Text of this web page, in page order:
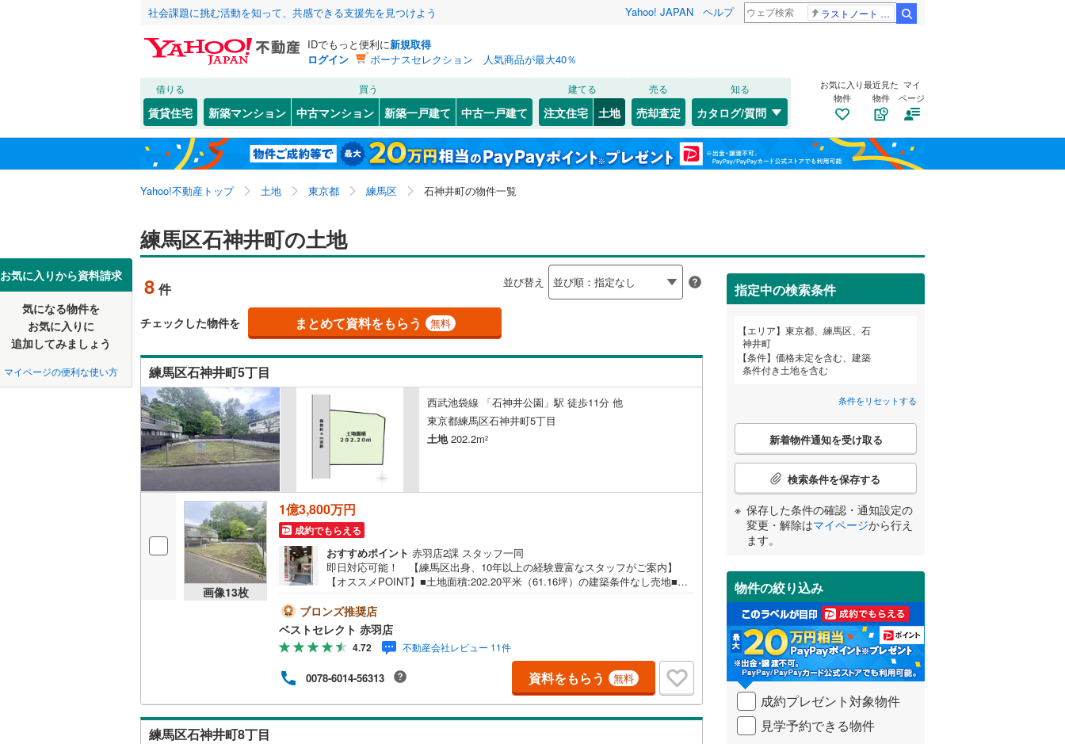
社会課題に挑む活動を知って、共感できる支援先を見つけよう Yahoo! JAPAN ヘルプ ラストノート 内田有紀
IDでもっと便利に新規取得
ログイン
ボーナスセレクション 人気商品が最大40％
借りる
賃貸住宅
買う
新築マンション 中古マンション 新築一戸建て 中古一戸建て
建てる
注文住宅 土地
売る
売却査定
知る
カタログ/質問
お気に入り
物件
最近見た
物件
マイ
ページ
Yahoo!不動産トップ 土地 東京都 練馬区 石神井町の物件一覧
お気に入りから資料請求
気になる物件を
お気に入りに
追加してみましょう
マイページの便利な使い方
練馬区石神井町の土地
8 件 並び替え
チェックした物件を まとめて資料をもらう 無料
練馬区石神井町5丁目
西武池袋線 「石神井公園」駅 徒歩11分 他
東京都練馬区石神井町5丁目
土地202.2m2
画像13枚
1億3,800万円
成約でもらえる
おすすめポイント 赤羽店2課 スタッフ一同
即日対応可能！ 【練馬区出身、10年以上の経験豊富なスタッフがご案内】
【オススメPOINT】■土地面積:202.20平米（61.16坪）の建築条件なし売地■前
建築可能■石神井公園に立地する緑豊かで閑静な住宅地■スーパーまで徒歩7分
以内でお買い物も便利■保育園まで徒歩6分以内で送り迎えの負担軽減■西武池
袋線「石神井公園」駅（急行停車駅）まで徒歩11分■西武新宿線「上井草」駅ま
で徒歩24分 ベストセレクトは創立1985年の売買専門の不動産会社 東京・埼玉
にて累計販売棟数:40,055棟の実績で提携住宅ローン金利優遇や豊富な物件情報
のご提供が可能です。住宅ローンにご不安な方お任せ下さい。ー「資料請求」
や「ご見学予約」はネット・お電話どちらからでも即対応可能です。お気軽に
お問合せ下さいー
ブロンズ推奨店
ベストセレクト 赤羽店
4.72 不動産会社レビュー 11件
0078-6014-56313 資料をもらう 無料
練馬区石神井町8丁目
指定中の検索条件
エリア
東京都、練馬区、石
神井町
条件
価格未定を含む、建築
条件付き土地を含む
条件をリセットする
こ
検
条
件
受
け
取
る
・
条
件
を
イ
ペ
新着物件通知を受け取る
検索条件を保存する
保存した条件の確認・通知設定の
変更・解除はマイページから行え
ます。
物件の絞り込み
成約プレゼント対象物件
見学予約できる物件
北海道 北海道
東北 青森 岩手 宮城 秋田 山形 福島
関東 東京 神奈川 埼玉
信越・北陸 新潟
三重
近畿 大阪 兵庫
中国 鳥取 島根 岡山 広島 山口
四国 愛媛 高知
九州・沖縄 福岡 佐賀 長崎 鹿児島 沖縄
該当物件0件 条件をリセットする
東京23区 千代田区(10) 中央区(6) 港区(37)
新宿区(68) 文京区(69) 渋谷区(61)
豊島区( 65
台東区(42
荒川区(13) 足立区(137) 葛飾区(73)
中野区(150 杉並区(175)
練馬区(172)
東京23区以外 八王子市(494) 立川市(109)
三鷹市
青梅市 府中市(107)
昭島市
町田市(205)
小金井市
(113)
東村山市( 国立市(21)
福生市(27) 東大和市
清瀬市(49) 東久留米市(121) 武蔵村山市(95)
多摩市(39) 羽村市(62)
あきる野市(107) 西多摩郡瑞穂町(29)
西多摩郡檜原村(0) 西多摩郡奥多摩町 (1
利島村(0) 新島村(0)
神津島村(0) 三宅島三宅村(0) 御蔵島村(0)
該当物件0件 条件をリセットする
大泉学園町(14) 大泉町(6) 春日町(1)
上石神井(4) 北町(6) 小竹町(2)
桜台(8
石神井町
高松(13) 田柄(4) 立野町(5)
土支田(6) 西大泉(10)
西大泉町(2)
東大泉( 3)
南大泉(5)
(1) 関町南(3)
該当物件0件 条件をリセットする
JR 東北本線(0) 常磐線(0) 高崎線(0)
湘南新宿ライン（宇都宮～逗子）
(0)
湘南新宿ライン（前橋～小田原）
(0)
総武本線(0)
横須賀線(
八高線(0)
埼京線(0) 総武線(0)
東北新幹線(0) 山形新幹線(0)
秋田新幹線(0) 北陸新幹線(0) 東海道新幹線(0)
地下鉄 東京メトロ銀座線 東京メトロ丸ノ内線( 東京メトロ丸ノ内方南支線 ( 0)
東京メトロ日比谷線
東京メトロ東西線 東京メトロ千代田線(0)
東京メトロ有楽町線
東京メトロ南北線(0)
東京メトロ副都心線
都営三田線 (0)
都営新宿線
私鉄・その他 つくばエクスプレス ( 0) 京成本線
京成金町線(0) 北総鉄道北総線(0) 東武伊勢崎線(0 )
東武亀戸線(0) 西武池袋線(8)
西武有楽町線( ) 西武国分寺線(0)
西武多摩湖線(0) 西武多摩川線( 0) 西武拝島線(0)
西武山口線(0) 京王線(0) 京王高尾線(0)
小田急小田原線(0)
該当物件0件 条件をリセットする
該当物件0件 条件をリセットする
こだわり条件 配置、向き、建ち方、日当たり
前道6m以上（0） 角地（0） 南道路（0）
平坦地（5） 整形地（6） 古家あり（1）
更地渡し
最寄りの駅が始発駅（0）
オンライン内見(相談)可（6） IT重説可（4）
オンライン対応とは？ 詳しく見る
該当物件0件 条件をリセットする
検索条件を保存しました
この検索条件の新着物件通知は、 マイページから設定できます。
保存した条件を見る
東京都、練馬区、石神井町、価格未定を含む、建築条件
付き土地を含む
検索条件を保存する
マイページ
お気に入りリストを見る
閉じる
お気に入りリストを見る
閉じる